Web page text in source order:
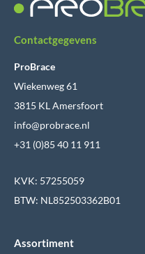
Contactgegevens
ProBrace
Wiekenweg 61
3815 KL Amersfoort
info@probrace.nl
+31 (0)85 40 11 911
KVK: 57255059
BTW: NL852503362B01
Assortiment